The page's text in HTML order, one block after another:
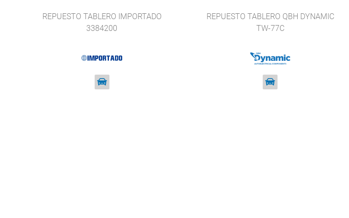
REPUESTO TABLERO IMPORTADO
3384200
REPUESTO TABLERO QBH DYNAMIC
TW-77C